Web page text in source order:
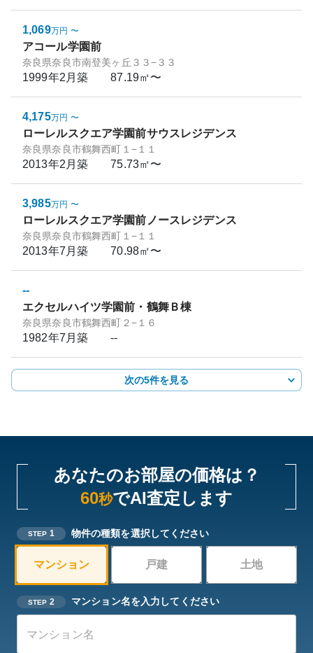
1,069万円 〜
アコール学園前
奈良県奈良市南登美ヶ丘３３−３３
1999年2月築 87.19㎡〜
4,175万円 〜
ローレルスクエア学園前サウスレジデンス
奈良県奈良市鶴舞西町１−１１
2013年2月築 75.73㎡〜
3,985万円 〜
ローレルスクエア学園前ノースレジデンス
奈良県奈良市鶴舞西町１−１１
2013年7月築 70.98㎡〜
--
エクセルハイツ学園前・鶴舞Ｂ棟
奈良県奈良市鶴舞西町２−１６
1982年7月築 --
次の5件を見る
あなたのお部屋の価格は？
60秒でAI査定します
STEP 1 物件の種類を選択してください
マンション 戸建 土地
STEP 2 マンション名を入力してください